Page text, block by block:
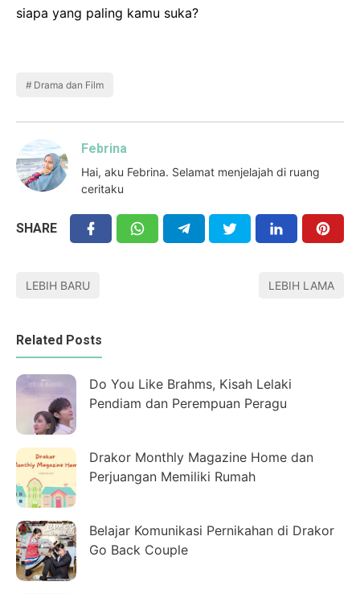
siapa yang paling kamu suka?
Drama dan Film
Febrina
Hai, aku Febrina. Selamat menjelajah di ruang
ceritaku
SHARE
LEBIH BARU LEBIH LAMA
Related Posts
Do You Like Brahms, Kisah Lelaki
Pendiam dan Perempuan Peragu
Drakor Monthly Magazine Home dan
Perjuangan Memiliki Rumah
Belajar Komunikasi Pernikahan di Drakor
Go Back Couple